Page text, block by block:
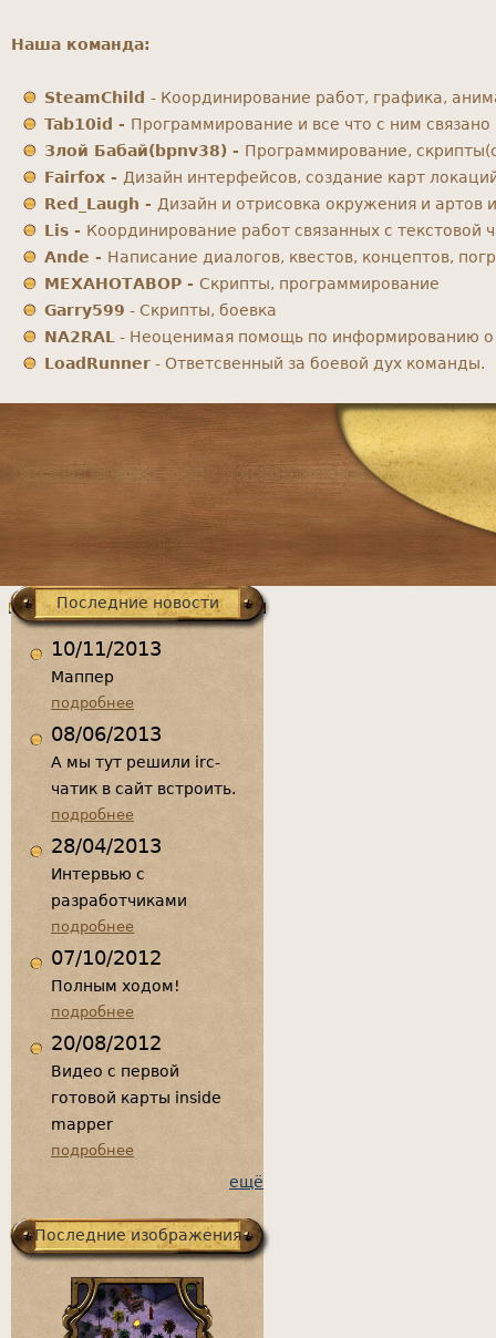
Наша команда:
SteamChild - Координирование работ, графика,
Tab10id - Программирование и все что с ним связано
Злой Бабай(bpnv38) - Программирование,
Fairfox - Дизайн интерфейсов, создание карт
Red_Laugh - Дизайн и отрисовка окружения и артов
Lis - Координирование работ связанных с текстовой
Ande - Написание диалогов, квестов, концептов,
МЕХАНОТАВОР - Скрипты, программирование
Garry599 - Скрипты, боевка
NA2RAL - Неоценимая помощь по информированию о
LoadRunner - Ответсвенный за боевой дух команды.
Главное
меню
Последние новости
10/11/2013
Маппер
подробнее
08/06/2013
А мы тут решили irc-
чатик в сайт встроить.
подробнее
28/04/2013
Интервью с
разработчиками
подробнее
07/10/2012
Полным ходом!
подробнее
20/08/2012
Видео с первой
готовой карты inside
mapper
подробнее
ещё
Последние изображения